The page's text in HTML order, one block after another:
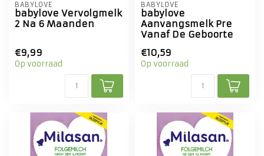
BABYLOVE
babylove Vervolgmelk
2 Na 6 Maanden
€9,99
Op voorraad
BABYLOVE
babylove
Aanvangsmelk Pre
Vanaf De Geboorte
€10,59
Op voorraad